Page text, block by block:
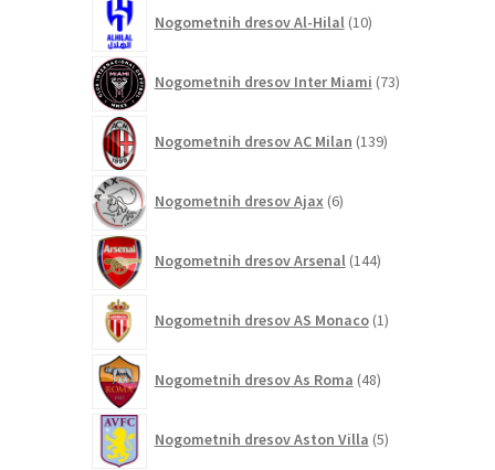
Nogometnih dresov Al-Hilal 10izdelkov
Nogometnih dresov Inter Miami 73izdelkov
Nogometnih dresov AC Milan 139izdelkov
Nogometnih dresov Ajax 6izdelkov
Nogometnih dresov Arsenal 144izdelkov
Nogometnih dresov AS Monaco 1izdelek
Nogometnih dresov As Roma 48izdelkov
Nogometnih dresov Aston Villa 5izdelkov